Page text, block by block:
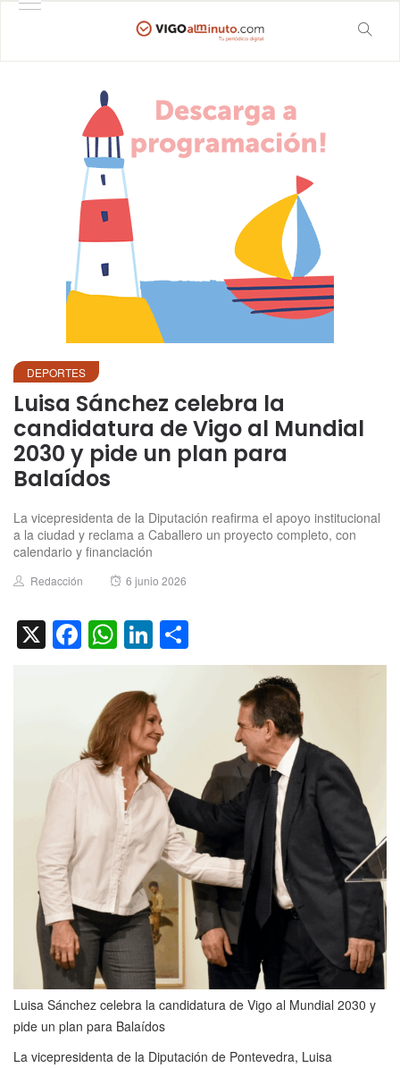
DEPORTES
Luisa Sánchez celebra la
candidatura de Vigo al Mundial
2030 y pide un plan para
Balaídos
La vicepresidenta de la Diputación reafirma el apoyo institucional
a la ciudad y reclama a Caballero un proyecto completo, con
calendario y financiación
Author
Redacción
Posted
6 junio 2026
X Facebook
WhatsApp
LinkedIn
Luisa Sánchez celebra la candidatura de Vigo al Mundial 2030 y
pide un plan para Balaídos
La vicepresidenta de la Diputación de Pontevedra, Luisa